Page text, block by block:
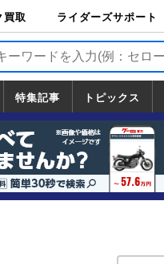
買取
買取
ライダーズサポート
ライダーズサポート
TOP
バイク輸送
バイクガレージライ
フ
バイク車両保険
ロードサービス
バイク試乗
特集記事 トピックス
トピックス
一覧
ホンダ
ヤマハ
スズキ
カワサキ
ハーレーダ
ビッドソン
BMW
ドゥカティ
トライアン
フ